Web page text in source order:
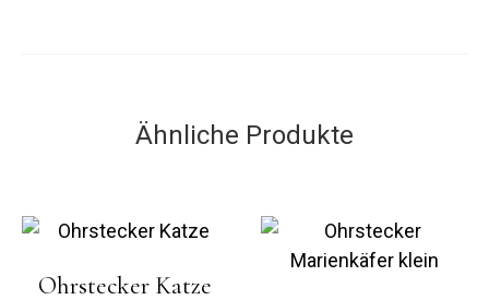
Ähnliche Produkte
Ohrstecker Katze